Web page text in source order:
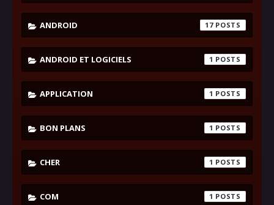
ANDROID 17
ANDROID ET LOGICIELS 1
APPLICATION 1
BON PLANS 1
CHER 1
COM 1